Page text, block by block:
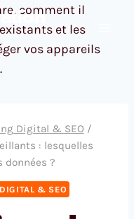
Digital & SEO /
: lesquelles
données ?
& SEO